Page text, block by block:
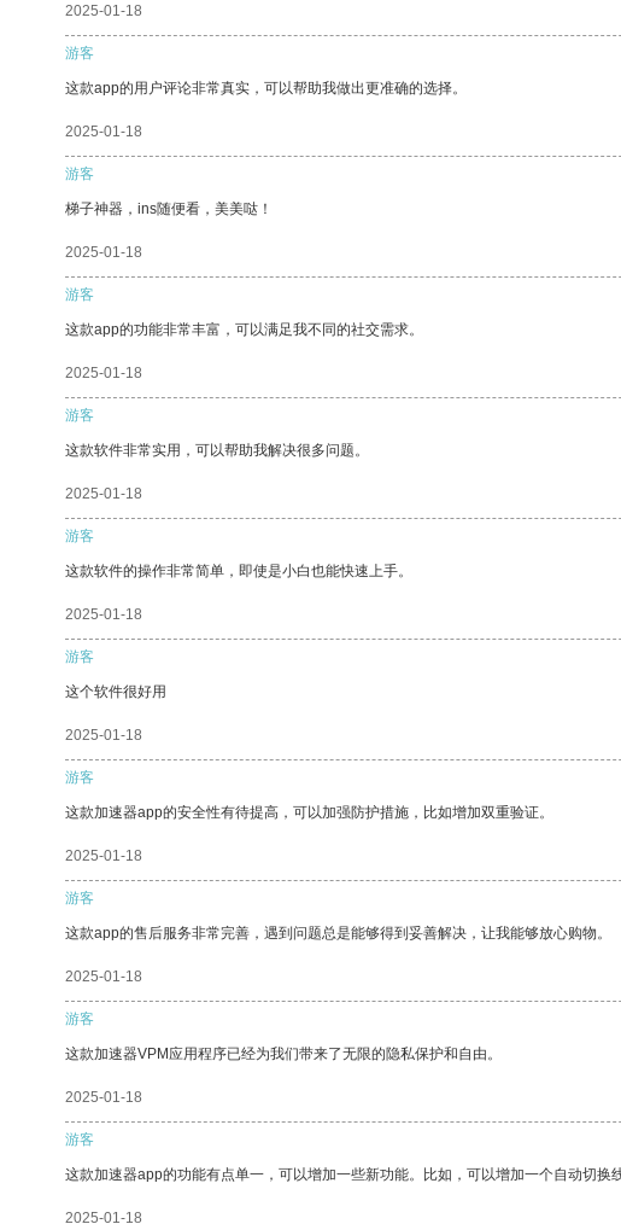
2025-01-18
游客
这款app的用户评论非常真实，可以帮助我做出更准确的选择。
2025-01-18
游客
梯子神器，ins随便看，美美哒！
2025-01-18
游客
这款app的功能非常丰富，可以满足我不同的社交需求。
2025-01-18
游客
这款软件非常实用，可以帮助我解决很多问题。
2025-01-18
游客
这款软件的操作非常简单，即使是小白也能快速上手。
2025-01-18
游客
这个软件很好用
2025-01-18
游客
这款加速器app的安全性有待提高，可以加强防护措施，比如增加双重验证。
2025-01-18
游客
这款app的售后服务非常完善，遇到问题总是能够得到妥善解决，让我能够放心购物。
2025-01-18
游客
这款加速器VPM应用程序已经为我们带来了无限的隐私保护和自由。
2025-01-18
游客
这款加速器app的功能有点单一，可以增加一些新功能。比如，可以增加一个自动切
2025-01-18